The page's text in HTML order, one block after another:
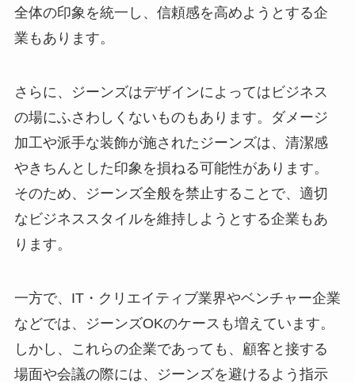
全体の印象を統一し、信頼感を高めようとする企
業もあります。
さらに、ジーンズはデザインによってはビジネス
の場にふさわしくないものもあります。ダメージ
加工や派手な装飾が施されたジーンズは、清潔感
やきちんとした印象を損ねる可能性があります。
そのため、ジーンズ全般を禁止することで、適切
なビジネススタイルを維持しようとする企業もあ
ります。
一方で、IT・クリエイティブ業界やベンチャー企業
などでは、ジーンズOKのケースも増えています。
しかし、これらの企業であっても、顧客と接する
場面や会議の際には、ジーンズを避けるよう指示